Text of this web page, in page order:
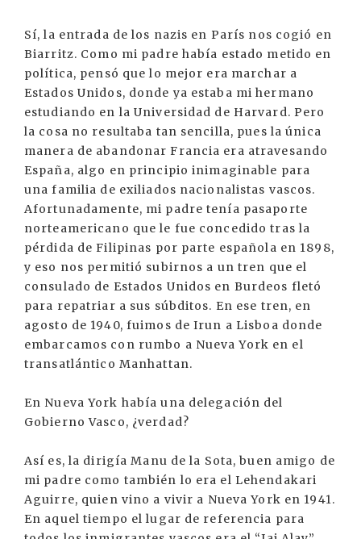
Sí, la entrada de los nazis en París nos cogió en
Biarritz. Como mi padre había estado metido en
política, pensó que lo mejor era marchar a
Estados Unidos, donde ya estaba mi hermano
estudiando en la Universidad de Harvard. Pero
la cosa no resultaba tan sencilla, pues la única
manera de abandonar Francia era atravesando
España, algo en principio inimaginable para
una familia de exiliados nacionalistas vascos.
Afortunadamente, mi padre tenía pasaporte
norteamericano que le fue concedido tras la
pérdida de Filipinas por parte española en 1898,
y eso nos permitió subirnos a un tren que el
consulado de Estados Unidos en Burdeos fletó
para repatriar a sus súbditos. En ese tren, en
agosto de 1940, fuimos de Irun a Lisboa donde
embarcamos con rumbo a Nueva York en el
transatlántico Manhattan.
En Nueva York había una delegación del
Gobierno Vasco, ¿verdad?
Así es, la dirigía Manu de la Sota, buen amigo de
mi padre como también lo era el Lehendakari
Aguirre, quien vino a vivir a Nueva York en 1941.
En aquel tiempo el lugar de referencia para